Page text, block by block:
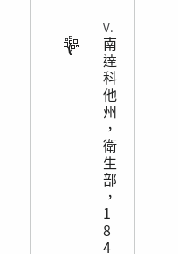
VITAL
南
達
科
他
州
，
衛
生
部
，
1
8
4